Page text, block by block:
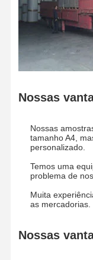
Nossas
Nossas
tamanho A4,
personalizado.
Temos uma
problema de
Muita
as mercadorias.
Nossas